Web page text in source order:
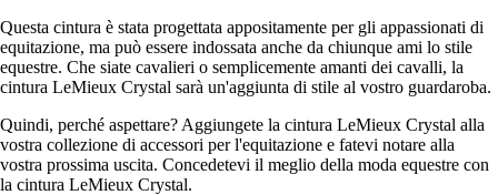
Questa cintura è stata progettata appositamente per gli appassionati di
equitazione, ma può essere indossata anche da chiunque ami lo stile
equestre. Che siate cavalieri o semplicemente amanti dei cavalli, la
cintura LeMieux Crystal sarà un'aggiunta di stile al vostro guardaroba.
Quindi, perché aspettare? Aggiungete la cintura LeMieux Crystal alla
vostra collezione di accessori per l'equitazione e fatevi notare alla
vostra prossima uscita. Concedetevi il meglio della moda equestre con
la cintura LeMieux Crystal.